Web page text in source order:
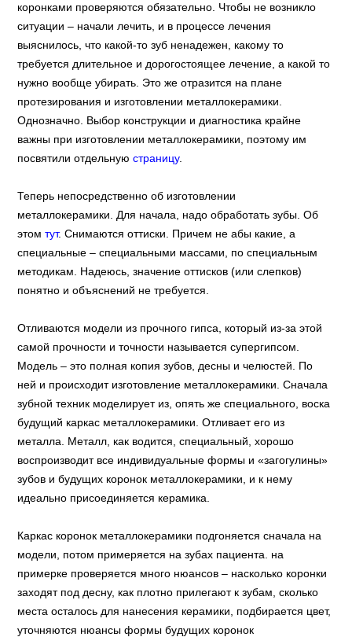
коронками проверяются обязательно. Чтобы не возникло
ситуации – начали лечить, и в процессе лечения
выяснилось, что какой-то зуб ненадежен, какому то
требуется длительное и дорогостоящее лечение, а какой то
нужно вообще убирать. Это же отразится на плане
протезирования и изготовлении металлокерамики.
Однозначно. Выбор конструкции и диагностика крайне
важны при изготовлении металлокерамики, поэтому им
посвятили отдельнуюстраницу.
Теперь непосредственно об изготовлении
металлокерамики. Для начала, надо обработать зубы. Об
этомтут. Снимаются оттиски. Причем не абы какие, а
специальные – специальными массами, по специальным
методикам. Надеюсь, значение оттисков (или слепков)
понятно и объяснений не требуется.
Отливаются модели из прочного гипса, который из-за этой
самой прочности и точности называется супергипсом.
Модель – это полная копия зубов, десны и челюстей. По
ней и происходит изготовление металлокерамики. Сначала
зубной техник моделирует из, опять же специального, воска
будущий каркас металлокерамики. Отливает его из
металла. Металл, как водится, специальный, хорошо
воспроизводит все индивидуальные формы и «загогулины»
зубов и будущих коронок металлокерамики, и к нему
идеально присоединяется керамика.
Каркас коронок металлокерамики подгоняется сначала на
модели, потом примеряется на зубах пациента. на
примерке проверяется много нюансов – насколько коронки
заходят под десну, как плотно прилегают к зубам, сколько
места осталось для нанесения керамики, подбирается цвет,
уточняются нюансы формы будущих коронок